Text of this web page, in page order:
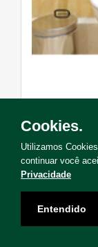
Cookies.
Utilizamos
continuar você
Privacidade
Entendido